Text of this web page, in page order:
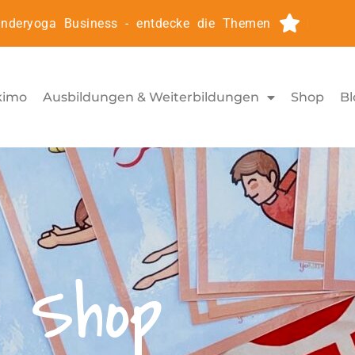
Business - entdecke die Themen
Ausbildungen & Weiterbildungen Shop
Shop